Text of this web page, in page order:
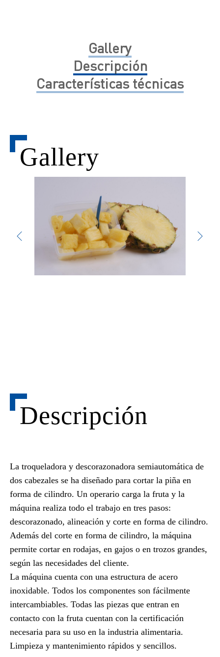
Gallery
Descripción
Características técnicas
Gallery
Descripción
La troqueladora y descorazonadora semiautomática de
dos cabezales se ha diseñado para cortar la piña en
forma de cilindro. Un operario carga la fruta y la
máquina realiza todo el trabajo en tres pasos:
descorazonado, alineación y corte en forma de cilindro.
Además del corte en forma de cilindro, la máquina
permite cortar en rodajas, en gajos o en trozos grandes,
según las necesidades del cliente.
La máquina cuenta con una estructura de acero
inoxidable. Todos los componentes son fácilmente
intercambiables. Todas las piezas que entran en
contacto con la fruta cuentan con la certificación
necesaria para su uso en la industria alimentaria.
Limpieza y mantenimiento rápidos y sencillos.